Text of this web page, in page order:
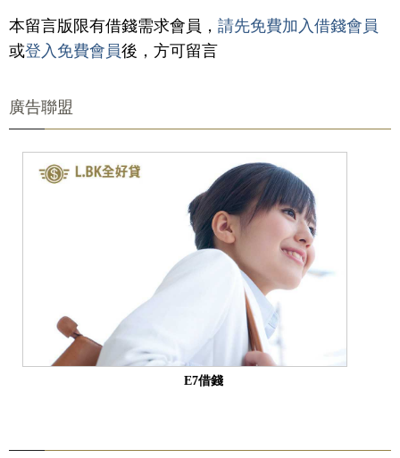
本留言版限有借錢需求會員， 請先免費加入借錢會員
或登入免費會員後，方可留言
廣告聯盟
E7借錢